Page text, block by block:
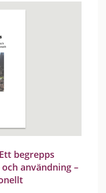
begrepps
användning –